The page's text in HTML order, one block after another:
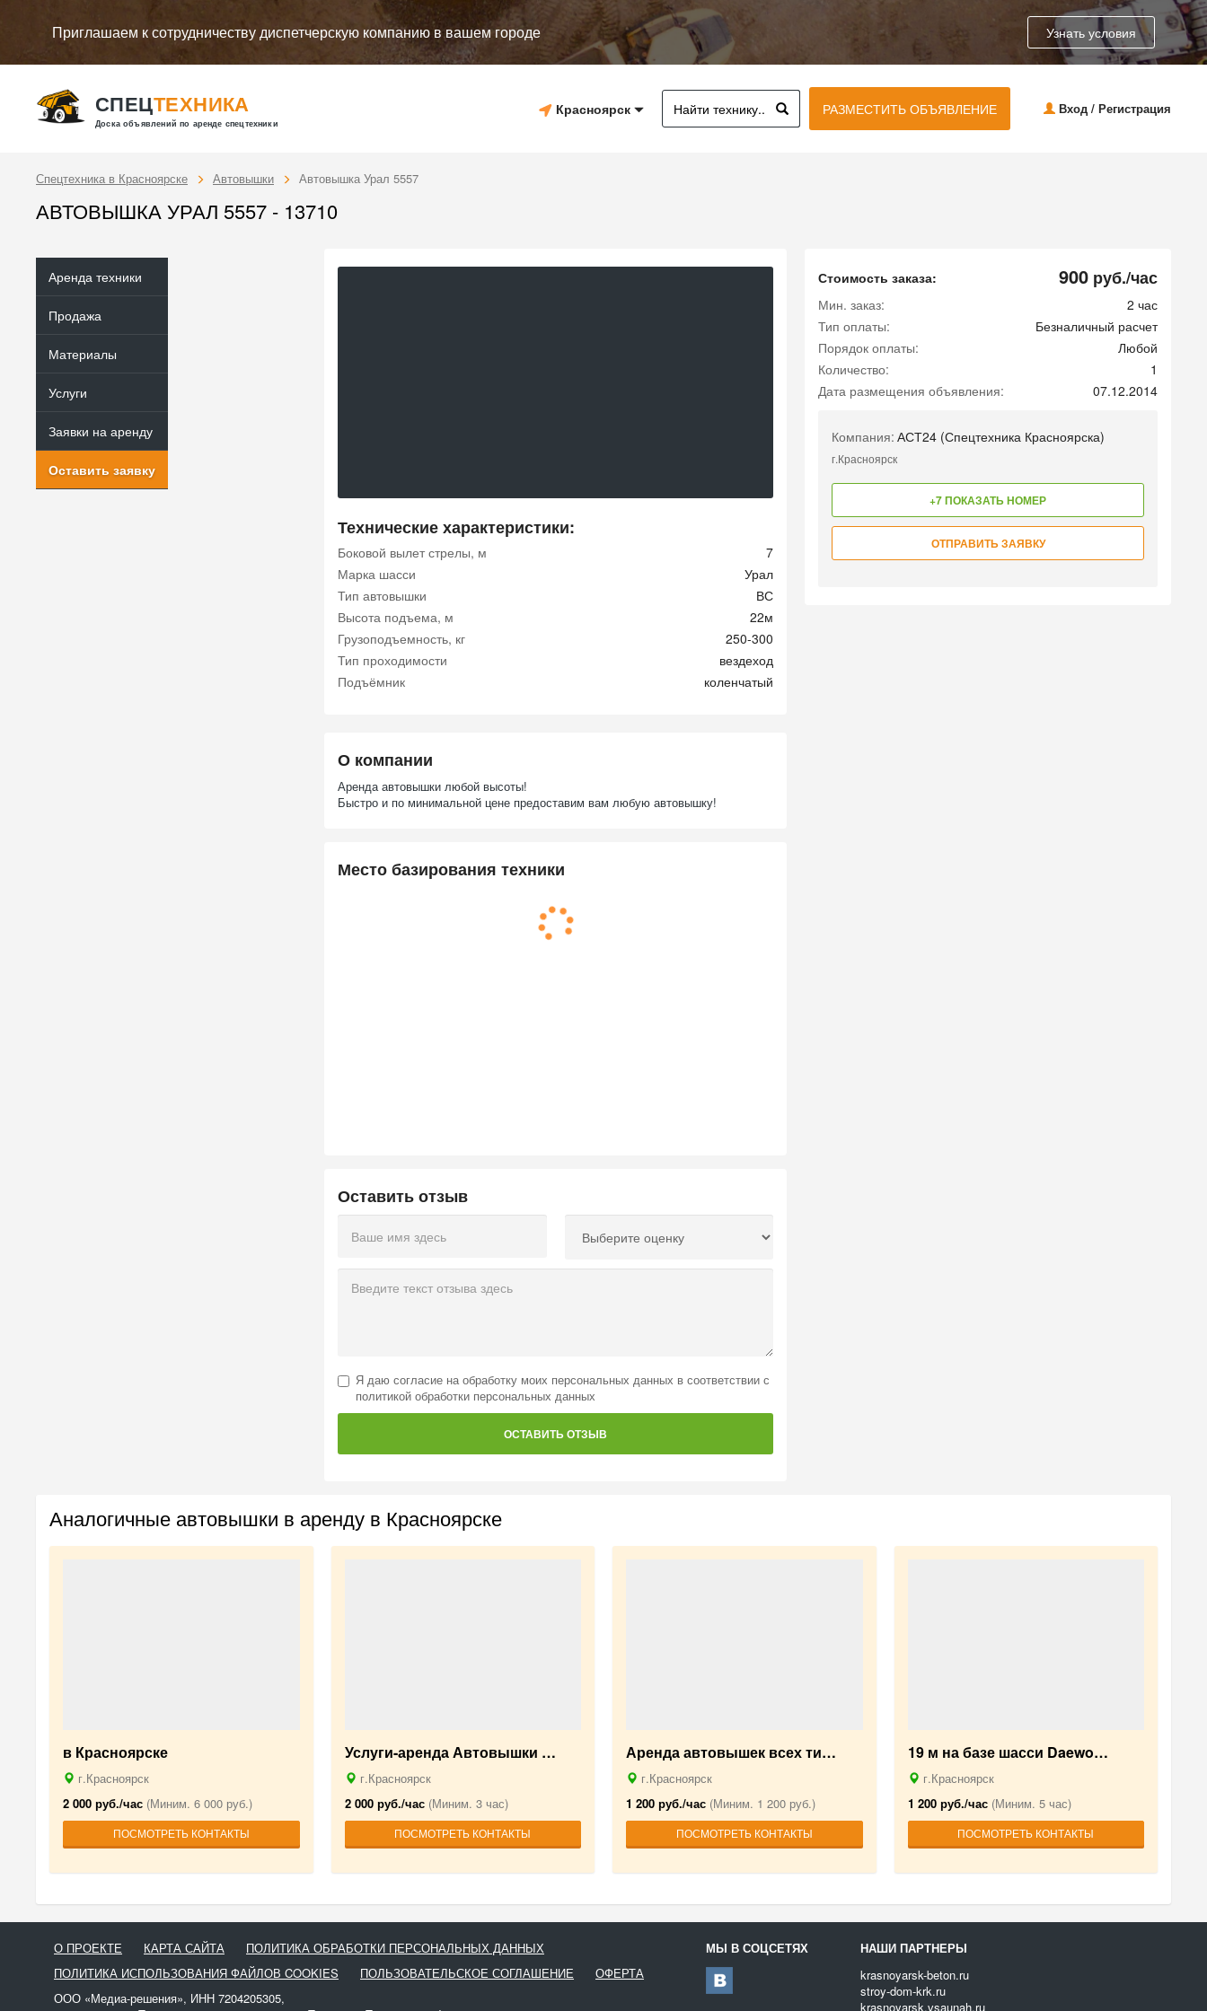
Приглашаем к сотрудничеству диспетчерскую компанию в вашем городе Узнать условия
СПЕЦТЕХНИКА
Доска объявлений по аренде спецтехники
Красноярск РАЗМЕСТИТЬ ОБЪЯВЛЕНИЕ Вход / Регистрация
Спецтехника в Красноярске Автовышки Автовышка Урал 5557
АВТОВЫШКА УРАЛ 5557 - 13710
Аренда техники
Продажа
Материалы
Услуги
Заявки на аренду
Оставить заявку
Технические характеристики:
Боковой вылет стрелы, м
7
Марка шасси
Урал
Тип автовышки
ВС
Высота подъема, м
22м
Грузоподъемность, кг
250-300
Тип проходимости
вездеход
Подъёмник
коленчатый
О компании
Аренда автовышки любой высоты!
Быстро и по минимальной цене предоставим вам любую автовышку!
Место базирования техники
Оставить отзыв
Я даю согласие на обработку моих персональных данных в соответствии с
политикой обработки персональных данных
ОСТАВИТЬ ОТЗЫВ
Стоимость заказа: 900 руб./час
Мин. заказ:
2 час
Тип оплаты:
Безналичный расчет
Порядок оплаты:
Любой
Количество:
1
Дата размещения объявления:
07.12.2014
Компания: АСТ24 (Спецтехника Красноярска)
г.Красноярск
+7 ПОКАЗАТЬ НОМЕР
ОТПРАВИТЬ ЗАЯВКУ
Аналогичные автовышки в аренду в Красноярске
в Красноярске
г.Красноярск
2 000 руб./час (Миним. 6 000 руб.)
ПОСМОТРЕТЬ КОНТАКТЫ
Услуги-аренда Автовышки …
г.Красноярск
2 000 руб./час(Миним. 3 час)
ПОСМОТРЕТЬ КОНТАКТЫ
Аренда автовышек всех ти…
г.Красноярск
1 200 руб./час (Миним. 1 200 руб.)
ПОСМОТРЕТЬ КОНТАКТЫ
19 м на базе шасси Daewo…
г.Красноярск
1 200 руб./час(Миним. 5 час)
ПОСМОТРЕТЬ КОНТАКТЫ
О ПРОЕКТЕ КАРТА САЙТА
ПОЛИТИКА ОБРАБОТКИ ПЕРСОНАЛЬНЫХ ДАННЫХ
ПОЛИТИКА ИСПОЛЬЗОВАНИЯ ФАЙЛОВ COOKIES
ПОЛЬЗОВАТЕЛЬСКОЕ СОГЛАШЕНИЕ
ОФЕРТА
ООО «Медиа-решения», ИНН 7204205305,
МЫ В СОЦСЕТЯХ
НАШИ ПАРТНЕРЫ
krasnoyarsk-beton.ru
stroy-dom-krk.ru
krasnoyarsk.vsaunah.ru